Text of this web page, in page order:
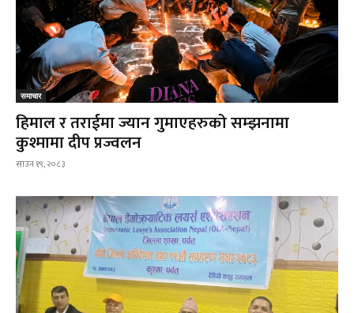
समाचार
हिमाल र तराईमा ज्यान गुमाएहरुको सम्झनामा
कुश्मामा दीप प्रज्वलन
साउन १९, २०८३